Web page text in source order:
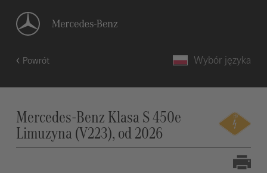
Powrót Wybór języka
Mercedes-Benz Klasa S 450e
Limuzyna (V223), od 2026